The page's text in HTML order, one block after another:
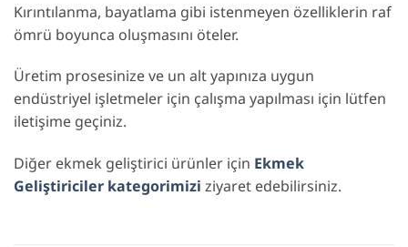
Kırıntılanma, bayatlama gibi istenmeyen özelliklerin raf
ömrü boyunca oluşmasını öteler.
Üretim prosesinize ve un alt yapınıza uygun
endüstriyel işletmeler için çalışma yapılması için lütfen
iletişime geçiniz.
Diğer ekmek geliştirici ürünler için Ekmek
Geliştiriciler kategorimizi ziyaret edebilirsiniz.